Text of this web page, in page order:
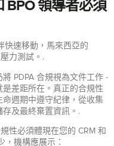
BPO 領導者必須
快速移動，馬來西亞的
力測試。.
PDPA 合規視為文件工作 -
差距所在。真正的合規性
週期中遵守紀律，從收集
及最終棄置資訊。.
性必須體現在您的 CRM 和
，機構應展示：